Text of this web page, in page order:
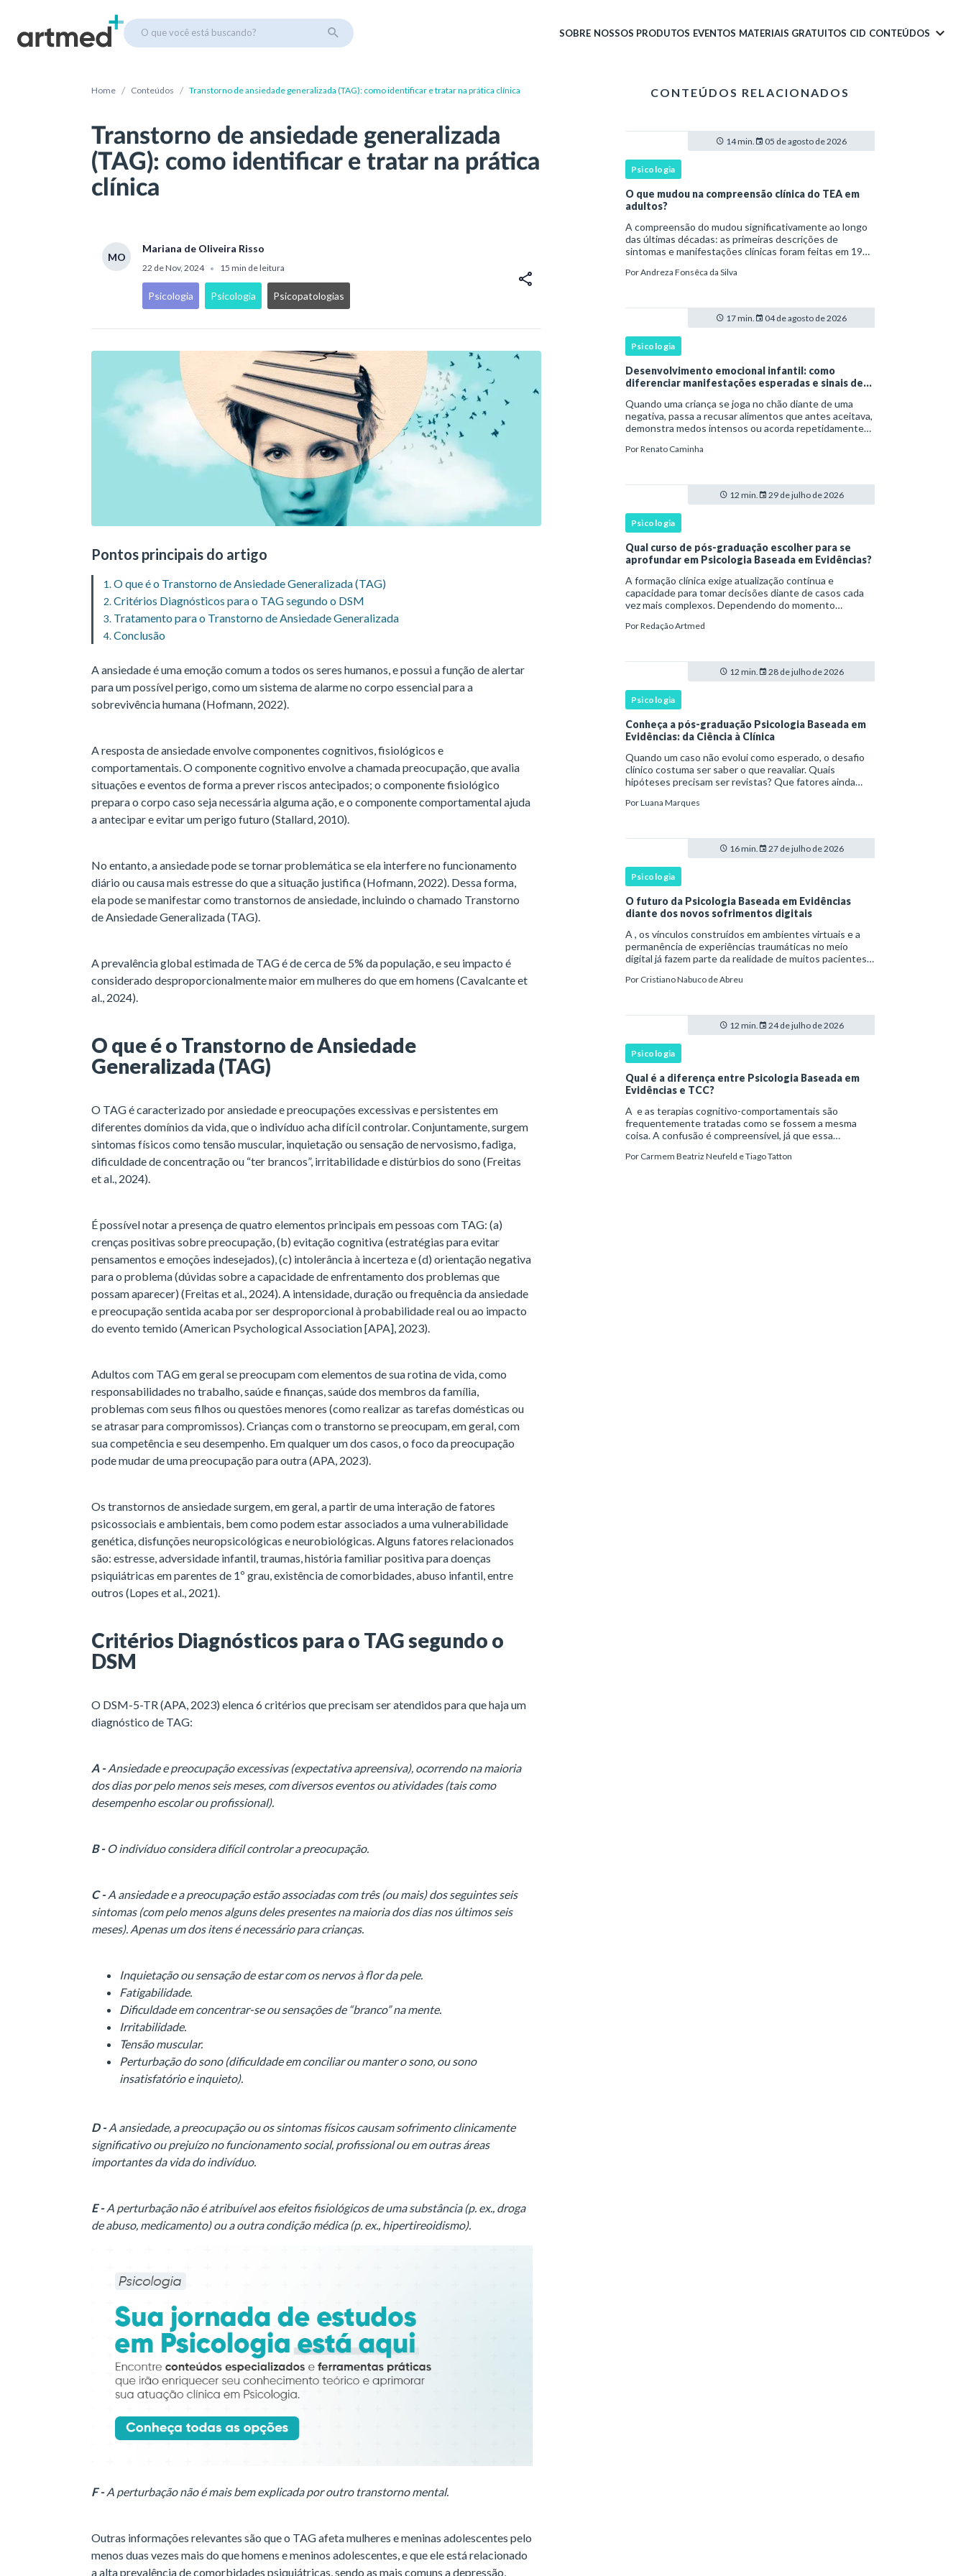
O que você está buscando? SOBRE NOSSOS PRODUTOS EVENTOS MATERIAIS GRATUITOS CID CONTEÚDOS
Home / Conteúdos / Transtorno de ansiedade generalizada (TAG): como identificar e tratar na prática clínica
Transtorno de ansiedade generalizada
(TAG): como identificar e tratar na prática
clínica
MO
Mariana de Oliveira Risso
22 de Nov, 2024 • 15 min de leitura
Psicologia Psicologia Psicopatologias
Pontos principais do artigo
O que é o Transtorno de Ansiedade Generalizada (TAG)
Critérios Diagnósticos para o TAG segundo o DSM
Tratamento para o Transtorno de Ansiedade Generalizada
Conclusão
A ansiedade é uma emoção comum a todos os seres humanos, e possui a função de alertar
para um possível perigo, como um sistema de alarme no corpo essencial para a
sobrevivência humana (Hofmann, 2022).
A resposta de ansiedade envolve componentes cognitivos, fisiológicos e
comportamentais. O componente cognitivo envolve a chamada preocupação, que avalia
situações e eventos de forma a prever riscos antecipados; o componente fisiológico
prepara o corpo caso seja necessária alguma ação, e o componente comportamental ajuda
a antecipar e evitar um perigo futuro (Stallard, 2010).
No entanto, a ansiedade pode se tornar problemática se ela interfere no funcionamento
diário ou causa mais estresse do que a situação justifica (Hofmann, 2022). Dessa forma,
ela pode se manifestar como transtornos de ansiedade, incluindo o chamado Transtorno
de Ansiedade Generalizada (TAG).
A prevalência global estimada de TAG é de cerca de 5% da população, e seu impacto é
considerado desproporcionalmente maior em mulheres do que em homens (Cavalcante et
al., 2024).
O que é o Transtorno de Ansiedade
Generalizada (TAG)
O TAG é caracterizado por ansiedade e preocupações excessivas e persistentes em
diferentes domínios da vida, que o indivíduo acha difícil controlar. Conjuntamente, surgem
sintomas físicos como tensão muscular, inquietação ou sensação de nervosismo, fadiga,
dificuldade de concentração ou “ter brancos”, irritabilidade e distúrbios do sono (Freitas
et al., 2024).
É possível notar a presença de quatro elementos principais em pessoas com TAG: (a)
crenças positivas sobre preocupação, (b) evitação cognitiva (estratégias para evitar
pensamentos e emoções indesejados), (c) intolerância à incerteza e (d) orientação negativa
para o problema (dúvidas sobre a capacidade de enfrentamento dos problemas que
possam aparecer) (Freitas et al., 2024). A intensidade, duração ou frequência da ansiedade
e preocupação sentida acaba por ser desproporcional à probabilidade real ou ao impacto
do evento temido (American Psychological Association [APA], 2023).
Adultos com TAG em geral se preocupam com elementos de sua rotina de vida, como
responsabilidades no trabalho, saúde e finanças, saúde dos membros da família,
problemas com seus filhos ou questões menores (como realizar as tarefas domésticas ou
se atrasar para compromissos). Crianças com o transtorno se preocupam, em geral, com
sua competência e seu desempenho. Em qualquer um dos casos, o foco da preocupação
pode mudar de uma preocupação para outra (APA, 2023).
Os transtornos de ansiedade surgem, em geral, a partir de uma interação de fatores
psicossociais e ambientais, bem como podem estar associados a uma vulnerabilidade
genética, disfunções neuropsicológicas e neurobiológicas. Alguns fatores relacionados
são: estresse, adversidade infantil, traumas, história familiar positiva para doenças
psiquiátricas em parentes de 1º grau, existência de comorbidades, abuso infantil, entre
outros (Lopes et al., 2021).
Critérios Diagnósticos para o TAG segundo o
DSM
O DSM-5-TR (APA, 2023) elenca 6 critérios que precisam ser atendidos para que haja um
diagnóstico de TAG:
A -Ansiedade e preocupação excessivas (expectativa apreensiva), ocorrendo na maioria
dos dias por pelo menos seis meses, com diversos eventos ou atividades (tais como
desempenho escolar ou profissional).
B -O indivíduo considera difícil controlar a preocupação.
C -A ansiedade e a preocupação estão associadas com três (ou mais) dos seguintes seis
sintomas (com pelo menos alguns deles presentes na maioria dos dias nos últimos seis
meses). Apenas um dos itens é necessário para crianças.
Inquietação ou sensação de estar com os nervos à flor da pele.
Fatigabilidade.
Dificuldade em concentrar-se ou sensações de “branco” na mente.
Irritabilidade.
Tensão muscular.
Perturbação do sono (dificuldade em conciliar ou manter o sono, ou sono
insatisfatório e inquieto).
D -A ansiedade, a preocupação ou os sintomas físicos causam sofrimento clinicamente
significativo ou prejuízo no funcionamento social, profissional ou em outras áreas
importantes da vida do indivíduo.
E -A perturbação não é atribuível aos efeitos fisiológicos de uma substância (p. ex., droga
de abuso, medicamento) ou a outra condição médica (p. ex., hipertireoidismo).
F -A perturbação não é mais bem explicada por outro transtorno mental.
Outras informações relevantes são que o TAG afeta mulheres e meninas adolescentes pelo
menos duas vezes mais do que homens e meninos adolescentes, e que ele está relacionado
a alta prevalência de comorbidades psiquiátricas, sendo as mais comuns a depressão,
CONTEÚDOS RELACIONADOS
14 min. 05 de agosto de 2026
Psicologia
O que mudou na compreensão clínica do TEA em
adultos?
A compreensão do mudou significativamente ao longo
das últimas décadas: as primeiras descrições de
sintomas e manifestações clínicas foram feitas em 1943
da observação de crianças com dificuldad
PorAndreza Fonsêca da Silva
17 min. 04 de agosto de 2026
Psicologia
Desenvolvimento emocional infantil: como
diferenciar manifestações esperadas e sinais de
Quando uma criança se joga no chão diante de uma
negativa, passa a recusar alimentos que antes aceitava,
demonstra medos intensos ou acorda repetidamente
comportamento faz parte do desenvolvimento ou i
PorRenato Caminha
12 min. 29 de julho de 2026
Psicologia
Qual curso de pós-graduação escolher para se
aprofundar em Psicologia Baseada em Evidências?
A formação clínica exige atualização contínua e
capacidade para tomar decisões diante de casos cada
vez mais complexos. Dependendo do momento
base ampla em , o aprofundamento em ou a
PorRedação Artmed
12 min. 28 de julho de 2026
Psicologia
Conheça a pós-graduação Psicologia Baseada em
Evidências: da Ciência à Clínica
Quando um caso não evolui como esperado, o desafio
clínico costuma ser saber o que reavaliar. Quais
hipóteses precisam ser revistas? Que fatores ainda
coerente com a resposta e com as necessidades d
PorLuana Marques
16 min. 27 de julho de 2026
Psicologia
O futuro da Psicologia Baseada em Evidências
diante dos novos sofrimentos digitais
A , os vínculos construídos em ambientes virtuais e a
permanência de experiências traumáticas no meio
digital já fazem parte da realidade de muitos pacientes.
contar com definições consolidadas, instr
Por Cristiano Nabuco de Abreu
12 min. 24 de julho de 2026
Psicologia
Qual é a diferença entre Psicologia Baseada em
Evidências e TCC?
A e as terapias cognitivo-comportamentais são
frequentemente tratadas como se fossem a mesma
coisa. A confusão é compreensível, já que essa
histórica próxima com pesquisas experimentais,
Por Carmem Beatriz Neufeld e Tiago Tatton